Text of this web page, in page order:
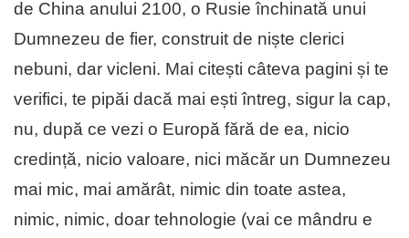
de China anului 2100, o Rusie închinată unui
Dumnezeu de fier, construit de niște clerici
nebuni, dar vicleni. Mai citești câteva pagini și te
verifici, te pipăi dacă mai ești întreg, sigur la cap,
nu, după ce vezi o Europă fără de ea, nicio
credință, nicio valoare, nici măcăr un Dumnezeu
mai mic, mai amărât, nimic din toate astea,
nimic, nimic, doar tehnologie (vai ce mândru e